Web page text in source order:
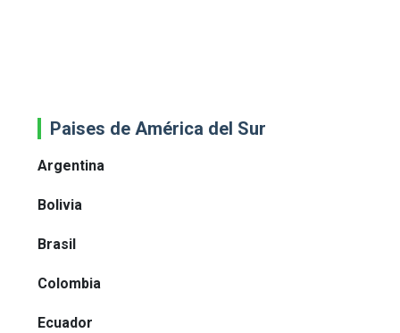
Paises de América del Sur
Argentina
Bolivia
Brasil
Colombia
Ecuador